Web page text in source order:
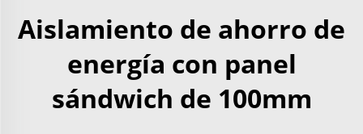
Aislamiento de ahorro de
energía con panel
sándwich de 100mm